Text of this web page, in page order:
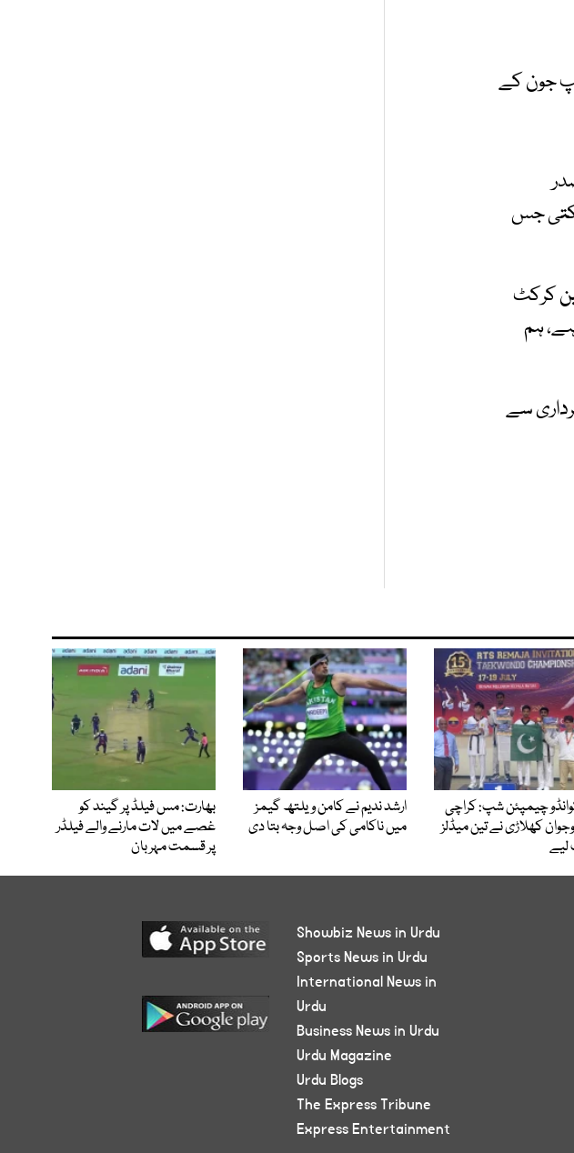
جون کے
جس
کرکٹ
ہم
سے
چیمپئن شپ: کراچی
کھلاڑی نے تین میڈلز
ارشد ندیم نے کامن ویلتھ گیمز
میں ناکامی کی اصل وجہ بتا دی
بھارت: مس فیلڈ پر گیند کو
غصے میں لات مارنے والے فیلڈر
پر قسمت مہربان
Showbiz News in Urdu
Sports News in Urdu
International News in
Urdu
Business News in Urdu
Urdu Magazine
Urdu Blogs
The Express Tribune
Express Entertainment